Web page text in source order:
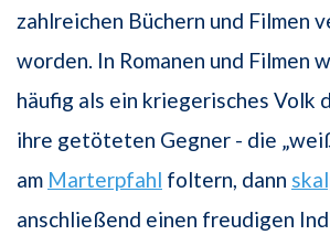
zahlreichen Büchern und Filmen
worden. In Romanen und Filmen
häufig als ein kriegerisches Volk
ihre getöteten Gegner - die
am Marterpfahl foltern, dann
anschließend einen freudigen